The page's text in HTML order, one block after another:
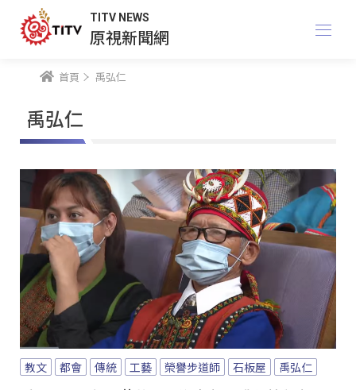
TITV NEWS
原視新聞網
首頁 禹弘仁
禹弘仁
教文 都會 傳統 工藝 榮譽步道師 石板屋 禹弘仁